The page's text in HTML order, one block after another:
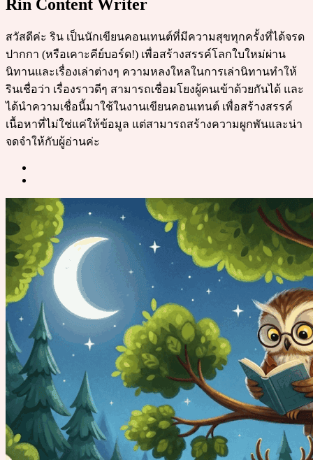
Rin Content Writer
สวัสดีค่ะ ริน เป็นนักเขียนคอนเทนต์ที่มีความสุขทุกครั้งที่ได้จรด
ปากกา (หรือเคาะคีย์บอร์ด!) เพื่อสร้างสรรค์โลกใบใหม่ผ่าน
นิทานและเรื่องเล่าต่างๆ ความหลงใหลในการเล่านิทานทำให้
รินเชื่อว่า เรื่องราวดีๆ สามารถเชื่อมโยงผู้คนเข้าด้วยกันได้ และ
ได้นำความเชื่อนี้มาใช้ในงานเขียนคอนเทนต์ เพื่อสร้างสรรค์
เนื้อหาที่ไม่ใช่แค่ให้ข้อมูล แต่สามารถสร้างความผูกพันและน่า
จดจำให้กับผู้อ่านค่ะ
Post
navigation